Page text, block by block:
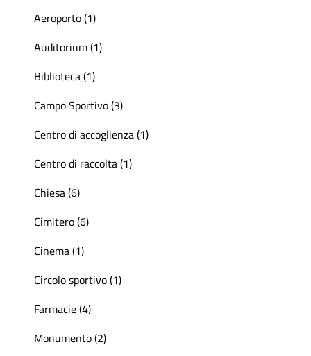
Aeroporto (1)
Auditorium (1)
Biblioteca (1)
Campo Sportivo (3)
Centro di accoglienza (1)
Centro di raccolta (1)
Chiesa (6)
Cimitero (6)
Cinema (1)
Circolo sportivo (1)
Farmacie (4)
Monumento (2)